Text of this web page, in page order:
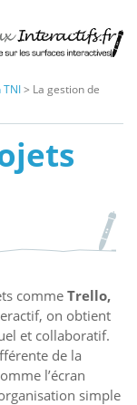
TNI> La gestion de
comme Trello,
on obtient
et collaboratif.
de la
l’écran
simple